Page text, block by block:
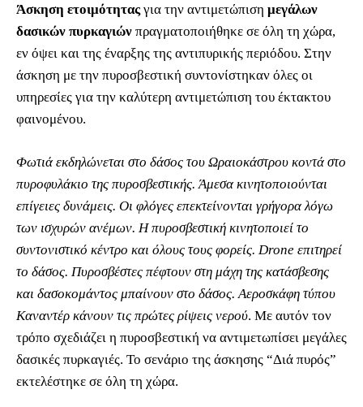
Άσκηση ετοιμότηταςγια την αντιμετώπιση μεγάλων
δασικών πυρκαγιών πραγματοποιήθηκε σε όλη τη χώρα,
εν όψει και της έναρξης της αντιπυρικής περιόδου. Στην
άσκηση με την πυροσβεστική συντονίστηκαν όλες οι
υπηρεσίες για την καλύτερη αντιμετώπιση του έκτακτου
φαινομένου.
Φωτιά εκδηλώνεται στο δάσος του Ωραιοκάστρου κοντά στο
πυροφυλάκιο της πυροσβεστικής. Άμεσα κινητοποιούνται
επίγειες δυνάμεις. Οι φλόγες επεκτείνονται γρήγορα λόγω
των ισχυρών ανέμων. Η πυροσβεστική κινητοποιεί το
συντονιστικό κέντρο και όλους τους φορείς. Drone επιτηρεί
το δάσος. Πυροσβέστες πέφτουν στη μάχη της κατάσβεσης
και δασοκομάντος μπαίνουν στο δάσος. Αεροσκάφη τύπου
Καναντέρ κάνουν τις πρώτες ρίψεις νερού. Με αυτόν τον
τρόπο σχεδιάζει η πυροσβεστική να αντιμετωπίσει μεγάλες
δασικές πυρκαγιές. Το σενάριο της άσκησης “Διά πυρός”
εκτελέστηκε σε όλη τη χώρα.